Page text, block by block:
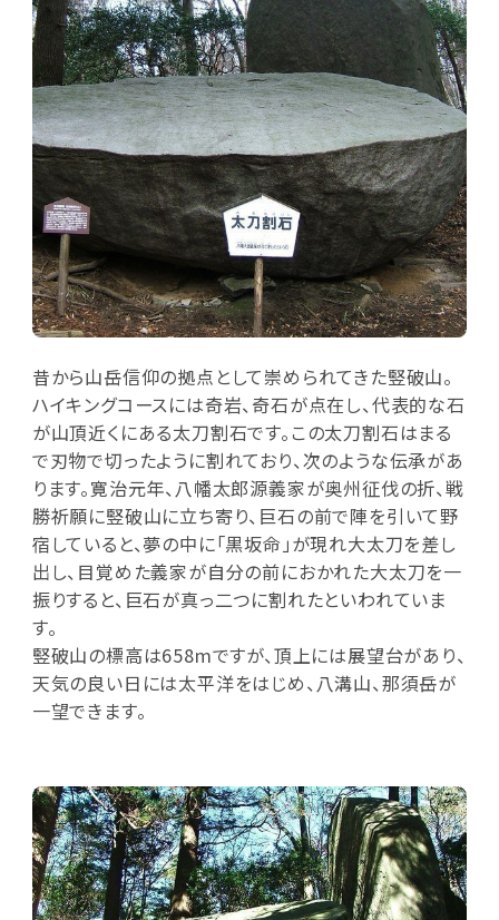
昔から山岳信仰の拠点として崇められてきた竪破山。
ハイキングコースには奇岩、奇石が点在し、代表的な石
が山頂近くにある太刀割石です。この太刀割石はまる
で刃物で切ったように割れており、次のような伝承があ
ります。寛治元年、八幡太郎源義家が奥州征伐の折、戦
勝祈願に竪破山に立ち寄り、巨石の前で陣を引いて野
宿していると、夢の中に「黒坂命」が現れ大太刀を差し
出し、目覚めた義家が自分の前におかれた大太刀を一
振りすると、巨石が真っ二つに割れたといわれていま
す。
竪破山の標高は658mですが、頂上には展望台があり、
天気の良い日には太平洋をはじめ、八溝山、那須岳が
一望できます。